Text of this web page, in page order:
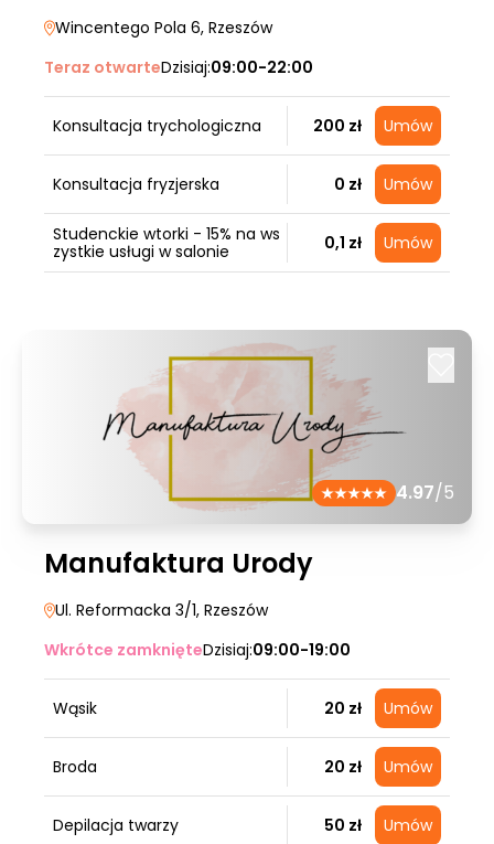
Wincentego Pola 6, Rzeszów
Teraz otwarteDzisiaj:09:00-22:00
Konsultacja trychologiczna 200 zł Umów
Konsultacja fryzjerska 0 zł Umów
Studenckie wtorki - 15% na ws
zystkie usługi w salonie
0,1 zł Umów
4.97/5
Manufaktura Urody
Ul. Reformacka 3/1, Rzeszów
Wkrótce zamknięteDzisiaj:09:00-19:00
Wąsik 20 zł Umów
Broda 20 zł Umów
Depilacja twarzy 50 zł Umów